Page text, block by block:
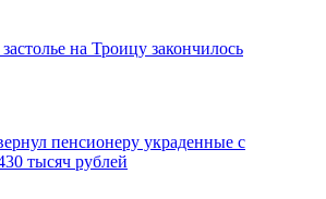
на Троицу закончилось
пенсионеру украденные с
тысяч рублей